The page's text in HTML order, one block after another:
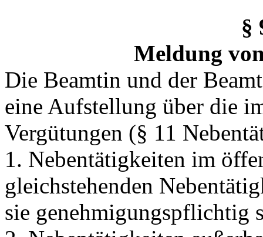
§
Meldung
Die Beamtin und der
eine Aufstellung über die
Vergütungen (§ 11
1. Nebentätigkeiten im
gleichstehenden
sie genehmigungspflichtig